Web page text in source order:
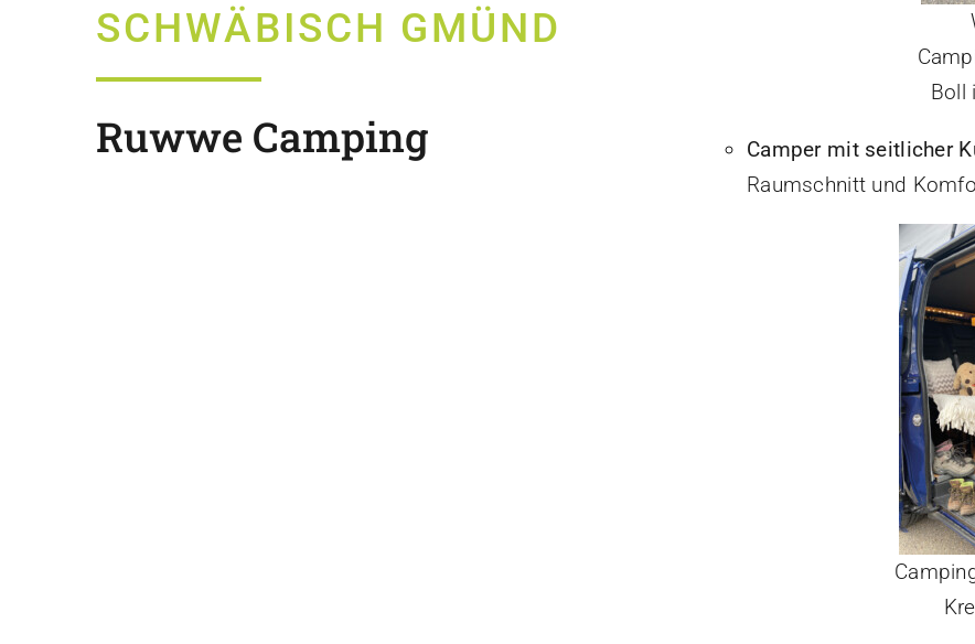
SCHWÄBISCH GMÜND
Ruwwe Camping
Boll
Camper mit seitlicher
Raumschnitt und